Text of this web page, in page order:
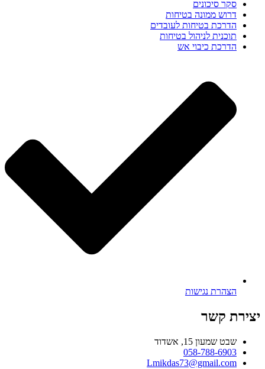
סקר סיכונים
דרוש ממונה בטיחות
הדרכת בטיחות לעובדים
תוכנית לניהול בטיחות
הדרכת כיבוי אש
הצהרת נגישות
יצירת קשר
שבט שמעון 15, אשדוד
058-788-6903
Lmikdas73@gmail.com